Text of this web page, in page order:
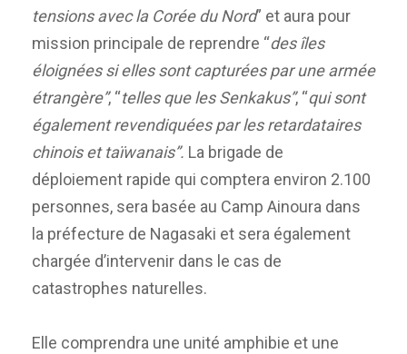
tensions avec la Corée du Nord” et aura pour
mission principale de reprendre “des îles
éloignées si elles sont capturées par une armée
étrangère”, “telles que les Senkakus”, “qui sont
également revendiquées par les retardataires
chinois et taïwanais”. La brigade de
déploiement rapide qui comptera environ 2.100
personnes, sera basée au Camp Ainoura dans
la préfecture de Nagasaki et sera également
chargée d’intervenir dans le cas de
catastrophes naturelles.
Elle comprendra une unité amphibie et une